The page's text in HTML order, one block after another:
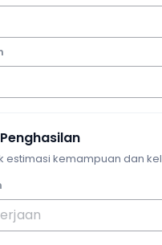
estimasi kemampuan dan